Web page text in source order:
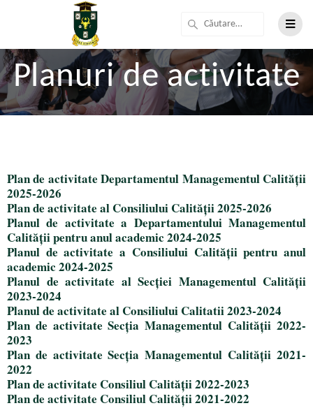
Planuri de activitate
Plan de activitate Departamentul Managementul Calității
2025-2026
Plan de activitate al Consiliului Calității 2025-2026
Planul de activitate a Departamentului Managementul
Calității pentru anul academic 2024-2025
Planul de activitate a Consiliului Calității pentru anul
academic 2024-2025
Planul de activitate al Secției Managementul Calității
2023-2024
Planul de activitate al Consiliului Calitatii 2023-2024
Plan de activitate Secția Managementul Calității 2022-
2023
Plan de activitate Secția Managementul Calității 2021-
2022
Plan de activitate Consiliul Calității 2022-2023
Plan de activitate Consiliul Calității 2021-2022